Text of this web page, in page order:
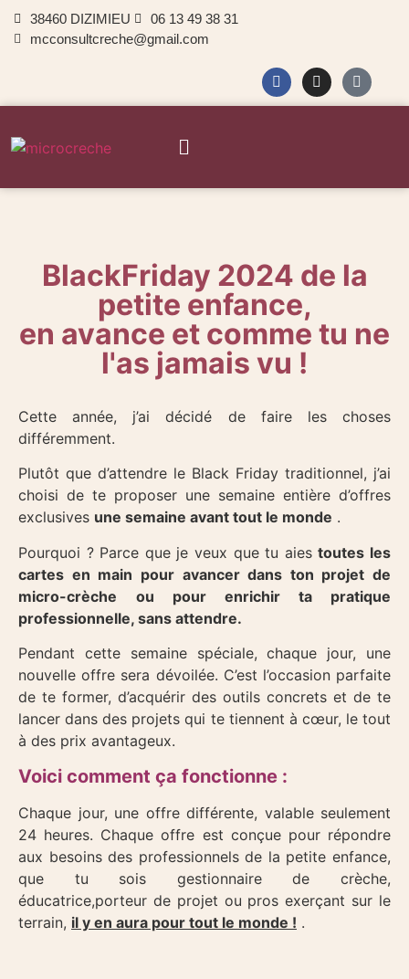
38460 DIZIMIEU
06 13 49 38 31
mcconsultcreche@gmail.com
BlackFriday 2024 de la
petite enfance,
en avance et comme tu ne
l'as jamais vu !
Cette année, j’ai décidé de faire les choses
différemment.
Plutôt que d’attendre le Black Friday traditionnel, j’ai
choisi de te proposer une semaine entière d’offres
exclusives une semaine avant tout le monde .
Pourquoi ? Parce que je veux que tu aiestoutes les
cartes en main pour avancer dans ton projet de
micro-crèche
ou pour enrichir ta pratique
professionnelle, sans attendre.
Pendant cette semaine spéciale, chaque jour, une
nouvelle offre sera dévoilée. C’est l’occasion parfaite
de te former, d’acquérir des outils concrets et de te
lancer dans des projets qui te tiennent à cœur, le tout
à des prix avantageux.
Voici comment ça fonctionne :
Chaque jour, une offre différente, valable seulement
24 heures. Chaque offre est conçue pour répondre
aux besoins des professionnels de la petite enfance,
que tu sois gestionnaire de crèche,
éducatrice,porteur de projet ou pros exerçant sur le
terrain, il y en aura pour tout le monde ! .